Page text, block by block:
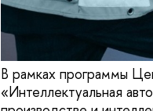
В рамках программы
«Интеллектуальная